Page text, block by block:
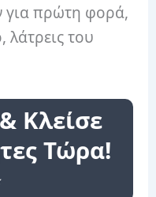
για πρώτη φορά,
λάτρεις του
Κλείσε
Τώρα!